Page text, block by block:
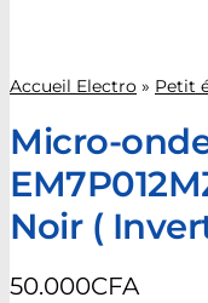
Accueil Electro » Petit
Micro-
Noir (
50.000CFA